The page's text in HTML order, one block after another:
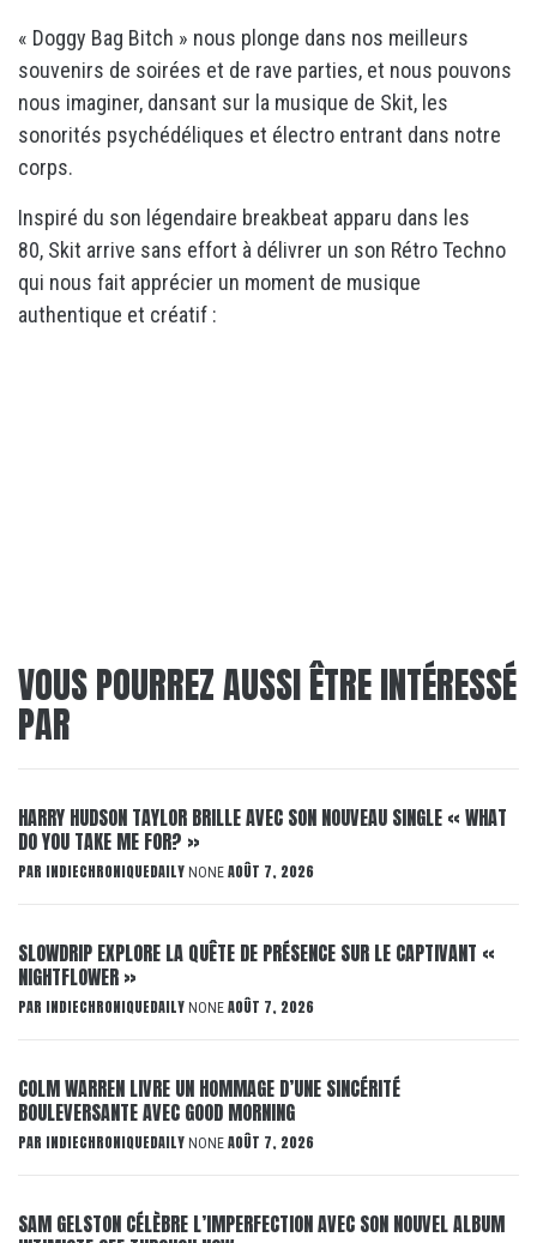
« Doggy Bag Bitch » nous plonge dans nos meilleurs
souvenirs de soirées et de rave parties, et nous pouvons
nous imaginer, dansant sur la musique de Skit, les
sonorités psychédéliques et électro entrant dans notre
corps.
Inspiré du son légendaire breakbeat apparu dans les
80, Skit arrive sans effort à délivrer un son Rétro Techno
qui nous fait apprécier un moment de musique
authentique et créatif :
VOUS POURREZ AUSSI ÊTRE INTÉRESSÉ
PAR
HARRY HUDSON TAYLOR BRILLE AVEC SON NOUVEAU SINGLE « WHAT
DO YOU TAKE ME FOR? »
PAR INDIECHRONIQUEDAILY NONE AOÛT 7, 2026
SLOWDRIP EXPLORE LA QUÊTE DE PRÉSENCE SUR LE CAPTIVANT «
NIGHTFLOWER »
PAR INDIECHRONIQUEDAILY NONE AOÛT 7, 2026
COLM WARREN LIVRE UN HOMMAGE D’UNE SINCÉRITÉ
BOULEVERSANTE AVEC GOOD MORNING
PAR INDIECHRONIQUEDAILY NONE AOÛT 7, 2026
SAM GELSTON CÉLÈBRE L’IMPERFECTION AVEC SON NOUVEL ALBUM